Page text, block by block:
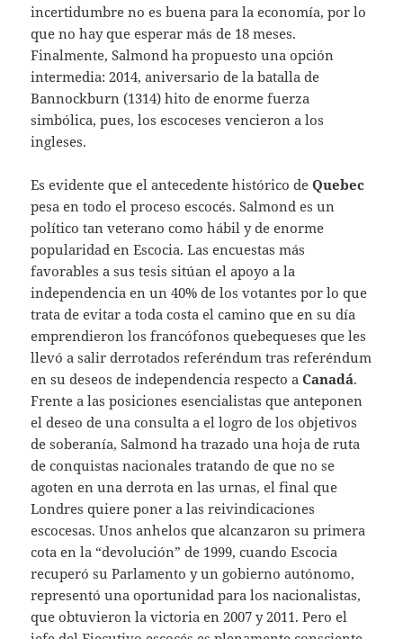
incertidumbre no es buena para la economía, por lo
que no hay que esperar más de 18 meses.
Finalmente, Salmond ha propuesto una opción
intermedia: 2014, aniversario de la batalla de
Bannockburn (1314) hito de enorme fuerza
simbólica, pues, los escoceses vencieron a los
ingleses.
Es evidente que el antecedente histórico deQuebec
pesa en todo el proceso escocés. Salmond es un
político tan veterano como hábil y de enorme
popularidad en Escocia. Las encuestas más
favorables a sus tesis sitúan el apoyo a la
independencia en un 40% de los votantes por lo que
trata de evitar a toda costa el camino que en su día
emprendieron los francófonos quebequeses que les
llevó a salir derrotados referéndum tras referéndum
en su deseos de independencia respecto aCanadá.
Frente a las posiciones esencialistas que anteponen
el deseo de una consulta a el logro de los objetivos
de soberanía, Salmond ha trazado una hoja de ruta
de conquistas nacionales tratando de que no se
agoten en una derrota en las urnas, el final que
Londres quiere poner a las reivindicaciones
escocesas. Unos anhelos que alcanzaron su primera
cota en la “devolución” de 1999, cuando Escocia
recuperó su Parlamento y un gobierno autónomo,
representó una oportunidad para los nacionalistas,
que obtuvieron la victoria en 2007 y 2011. Pero el